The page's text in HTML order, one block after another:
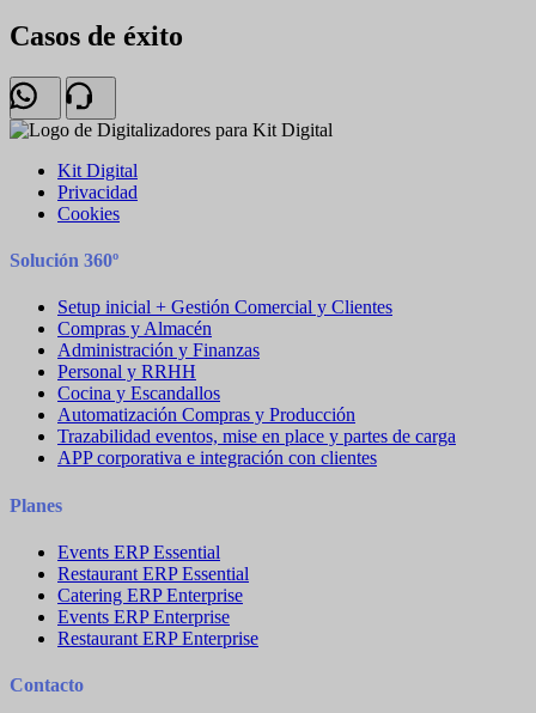
Casos de éxito
Kit Digital
Privacidad
Cookies
Solución 360º
Setup inicial + Gestión Comercial y Clientes
Compras y Almacén
Administración y Finanzas
Personal y RRHH
Cocina y Escandallos
Automatización Compras y Producción
Trazabilidad eventos, mise en place y partes de carga
APP corporativa e integración con clientes
Planes
Events ERP Essential
Restaurant ERP Essential
Catering ERP Enterprise
Events ERP Enterprise
Restaurant ERP Enterprise
Contacto